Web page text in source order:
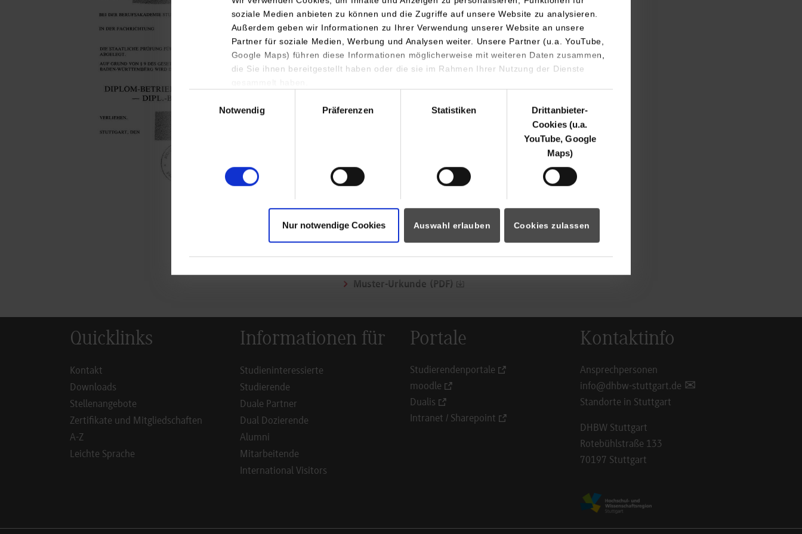
soziale Medien anbieten zu können und die Zugriffe auf unsere Website zu analysieren.
Außerdem geben wir Informationen zu Ihrer Verwendung unserer Website an unsere
Partner für soziale Medien, Werbung und Analysen weiter. Unsere Partner (u.a. YouTube,
Google Maps) führen diese Informationen möglicherweise mit weiteren Daten zusammen,
die Sie ihnen bereitgestellt haben oder die sie im Rahmen Ihrer Nutzung der Dienste
Notwendig
Präferenzen Statistiken
Drittanbieter-
Cookies (u.a.
YouTube, Google
Maps)
Nur notwendige Cookies Auswahl erlauben Cookies zulassen
gesendet werden:
DHBW Stuttgart
z. Hd. Frau Feldmann
Rotebühlstraße 133
70197 Stuttgart
Für die Ausstellung der Urkunde wird eine Gebühr gemäß
erhoben. Mit
der Nachgraduierung erwirbt der Absolvent der vormaligen
Dieser ersetzt die alte Bezeichnung „Diplom (BA)“, die
Hochschulabschlusses „Diplom (DH)“ ist jedoch nicht eine
Umwandlung in einen Bachelorabschluss verbunden.
Muster-Urkunde (PDF)
Quicklinks
Kontakt
Downloads
Stellenangebote
Zertifikate und Mitgliedschaften
A-Z
Leichte Sprache
Informationen für
Studieninteressierte
Studierende
Duale Partner
Dual Dozierende
Alumni
Mitarbeitende
International Visitors
Portale
Studierendenportale
moodle
Dualis
Intranet / Sharepoint
Kontaktinfo
Ansprechpersonen
info@dhbw-stuttgart.de
Standorte in Stuttgart
DHBW Stuttgart
Rotebühlstraße 133
70197 Stuttgart